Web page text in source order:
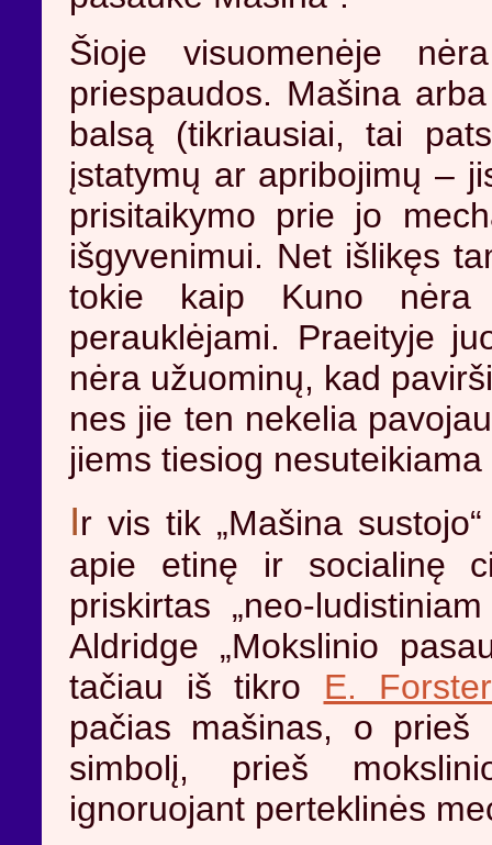
Šioje visuomenėje
priespaudos. Mašina
balsą (tikriausiai, tai
įstatymų ar apribojimų –
prisitaikymo prie jo
išgyvenimui. Net išlikęs
tokie kaip Kuno nėra
perauklėjami. Praeityje
nėra užuominų, kad
nes jie ten nekelia
jiems tiesiog
Ir vis tik „Mašina
apie etinę ir socialinę
priskirtas „neo-
Aldridge „Mokslinio
tačiau iš tikro E.
pačias mašinas, o prieš
simbolį, prieš
ignoruojant perteklinės